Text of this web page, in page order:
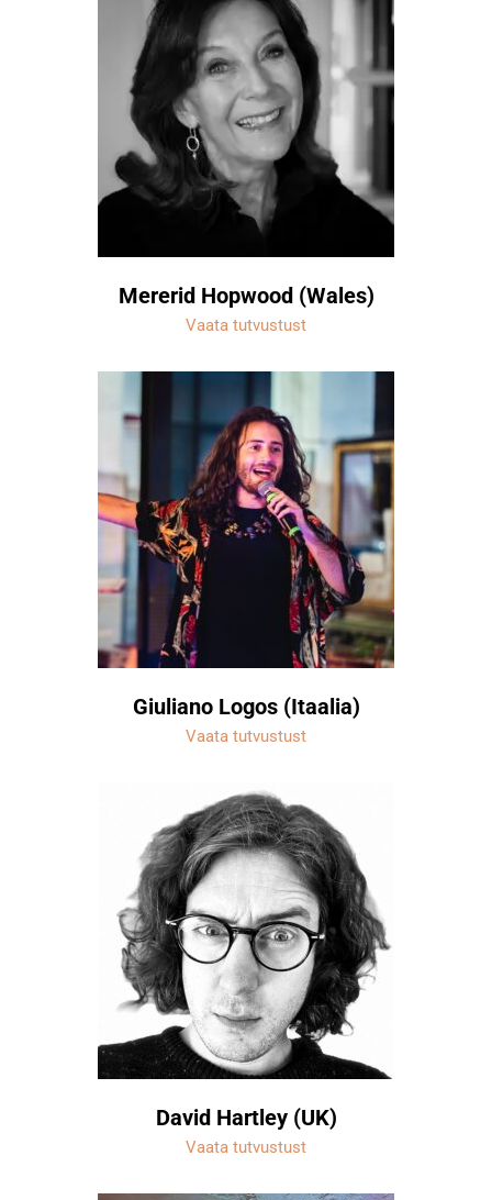
Mererid Hopwood (Wales)
Vaata tutvustust
Giuliano Logos (Itaalia)
Vaata tutvustust
David Hartley (UK)
Vaata tutvustust